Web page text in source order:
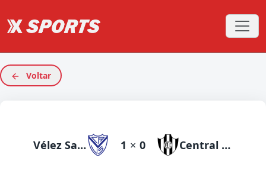
Voltar
Vélez Sarsfield 1 × 0 Central Cordoba SdE